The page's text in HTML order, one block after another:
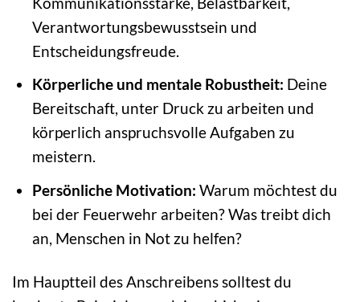
Verantwortungsbewusstsein und
Entscheidungsfreude.
Körperliche und mentale Robustheit: Deine
Bereitschaft, unter Druck zu arbeiten und
körperlich anspruchsvolle Aufgaben zu
meistern.
Persönliche Motivation: Warum möchtest du
bei der Feuerwehr arbeiten? Was treibt dich
an, Menschen in Not zu helfen?
Im Hauptteil des Anschreibens solltest du